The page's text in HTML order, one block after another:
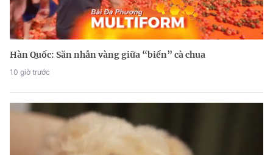
Hàn Quốc: Săn nhẫn vàng giữa “biển” cà chua
10 giờ trước